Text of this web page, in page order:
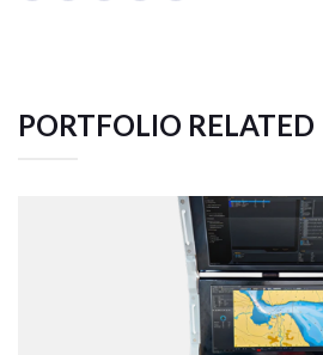
PORTFOLIO RELATED
TACTICAL TEAM
SIMULATION